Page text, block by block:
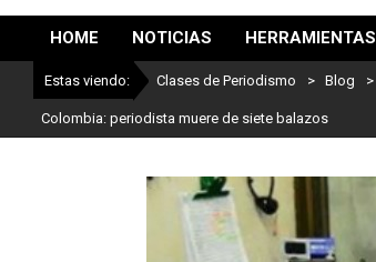
DE
PERIODISMO
HOME NOTICIAS HERRAMIENTAS
Estas viendo: Clases de Periodismo > Blog >
Colombia: periodista muere de siete balazos